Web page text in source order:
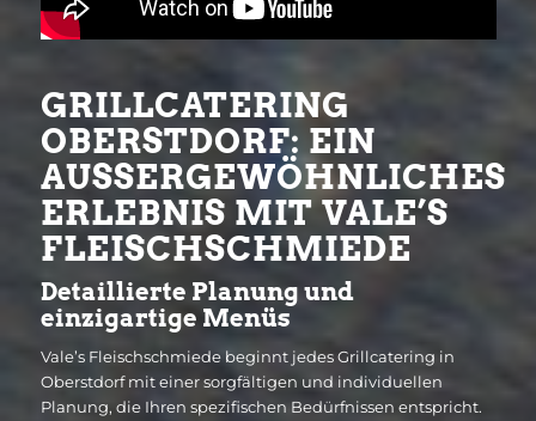
GRILLCATERING
OBERSTDORF: EIN
AUSSERGEWÖHNLICHES E
RLEBNIS MIT VALE’S F
LEISCHSCHMIEDE
Detaillierte Planung und
einzigartige Menüs
Vale’s Fleischschmiede beginnt jedes Grillcatering in
Oberstdorf mit einer sorgfältigen und individuellen
Planung, die Ihren spezifischen Bedürfnissen entspricht.